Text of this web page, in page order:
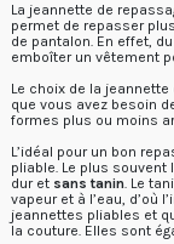
La jeannette de
permet de repasser
de pantalon. En effet,
emboîter un vêtement
Le choix de la
que vous avez besoin
formes plus ou moins
L’idéal pour un bon
pliable. Le plus
dur et sans tanin. Le
vapeur et à l’eau, d’où
jeannettes pliables et
la couture. Elles sont